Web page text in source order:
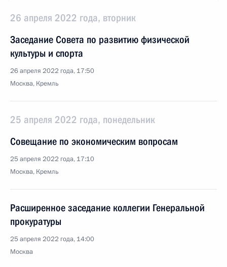
26 апреля 2022 года, вторник
Заседание Совета по развитию физической
культуры и спорта
26 апреля 2022 года, 17:50
Москва, Кремль
25 апреля 2022 года, понедельник
Совещание по экономическим вопросам
25 апреля 2022 года, 17:10
Москва, Кремль
Расширенное заседание коллегии Генеральной
прокуратуры
25 апреля 2022 года, 14:00
Москва